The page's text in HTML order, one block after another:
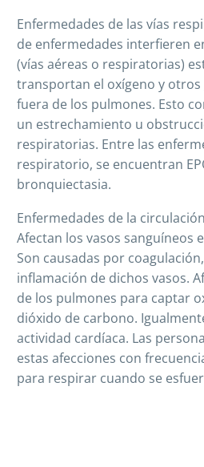
Enfermedades de las vías
de enfermedades interfieren
(vías aéreas o respiratorias)
transportan el oxígeno y otros
fuera de los pulmones. Esto
un estrechamiento u
respiratorias. Entre las
respiratorio, se encuentran
bronquiectasia.
Enfermedades de la
Afectan los vasos sanguíneos
Son causadas por
inflamación de dichos vasos.
de los pulmones para captar
dióxido de carbono.
actividad cardíaca. Las
estas afecciones con
para respirar cuando se